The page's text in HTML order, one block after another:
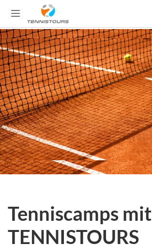
Tenniscamps mit
TENNISTOURS